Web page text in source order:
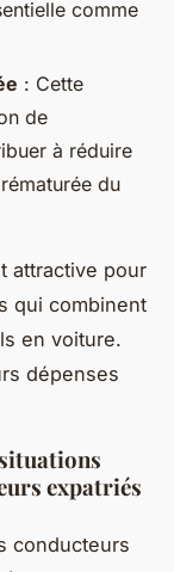
comme
: Cette
de
à réduire
du
attractive pour
qui combinent
en voiture.
dépenses
expatriés
conducteurs